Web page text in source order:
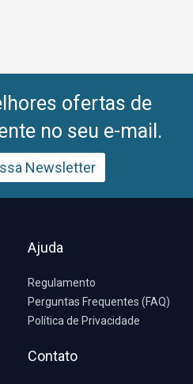
ofertas de
no seu e-mail.
Newsletter
Ajuda
Regulamento
Perguntas Frequentes (FAQ)
Política de Privacidade
Contato